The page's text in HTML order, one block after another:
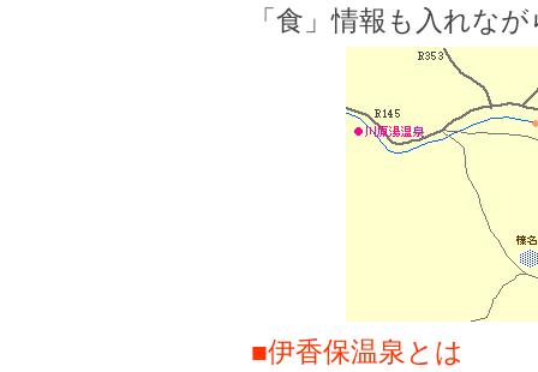
「食」情報も入れな
■伊香保温泉とは